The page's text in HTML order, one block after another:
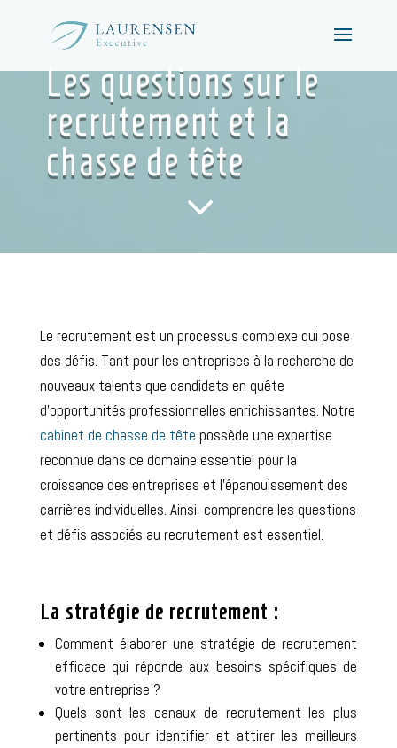
Les questions sur le
recrutement et la
chasse de tête
3
Le recrutement est un processus complexe qui pose
des défis. Tant pour les entreprises à la recherche de
nouveaux talents que candidats en quête
d’opportunités professionnelles enrichissantes. Notre
cabinet de chasse de tête possède une expertise
reconnue dans ce domaine essentiel pour la
croissance des entreprises et l’épanouissement des
carrières individuelles. Ainsi, comprendre les questions
et défis associés au recrutement est essentiel.
La stratégie de recrutement :
Comment élaborer une stratégie de recrutement
efficace qui réponde aux besoins spécifiques de
votre entreprise ?
Quels sont les canaux de recrutement les plus
pertinents pour identifier et attirer les meilleurs